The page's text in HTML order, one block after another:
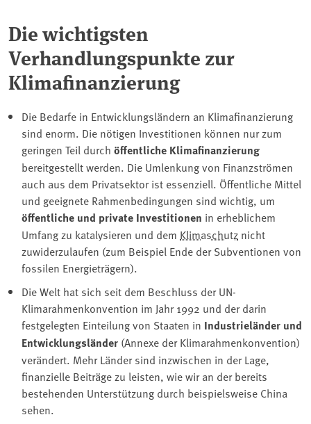
Die wichtigsten
Verhandlungspunkte zur
Klimafinanzierung
Die Bedarfe in Entwicklungsländern an Klimafinanzierung
sind enorm. Die nötigen Investitionen können nur zum
geringen Teil durchöffentliche Klimafinanzierung
bereitgestellt werden. Die Umlenkung von Finanzströmen
auch aus dem Privatsektor ist essenziell. Öffentliche Mittel
und geeignete Rahmenbedingungen sind wichtig, um
öffentliche und private Investitionen in erheblichem
Umfang zu katalysieren und dem Klimaschutz nicht
zuwiderzulaufen (zum Beispiel Ende der Subventionen von
fossilen Energieträgern).
Die Welt hat sich seit dem Beschluss der UN-
Klimarahmenkonvention im Jahr 1992 und der darin
festgelegten Einteilung von Staaten in Industrieländer und
Entwicklungsländer (Annexe der Klimarahmenkonvention)
verändert. Mehr Länder sind inzwischen in der Lage,
finanzielle Beiträge zu leisten, wie wir an der bereits
bestehenden Unterstützung durch beispielsweise China
sehen.